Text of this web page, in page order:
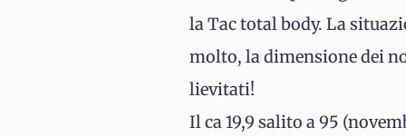
la Tac total body. La
molto, la dimensione dei
lievitati!
Il ca 19,9 salito a 95